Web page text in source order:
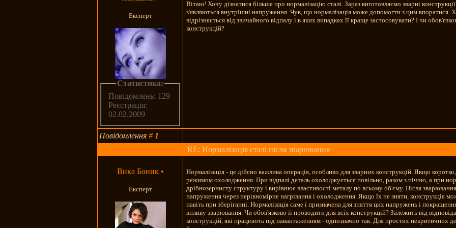
Експерт
Статистика:
Повідомлень: 129
Реєстрація:
02.02.2009
Вітаю! Хочу дізнатися більше про нормалізацію сталі. Зараз виготовляємо зварні
з'являються внутрішні напруження. Чув, що нормалізація може допомогти з цим впоратися.
відрізняється від звичайного відпалу і в яких випадках її краще застосовувати? І чи
конструкцій?
Повідомлення# 1
RE: Нормалізація сталі після зварювання
Вика Боник •
Експерт
Нормалізація - це дійсно важлива операція, особливо для зварних конструкцій. Якщо коротко,
режимом охолодження. При відпалі деталь охолоджується повільно, разом з піччю, а при
дрібнозернисту структуру і вирівнює властивості металу по всьому об'єму. Після
напруження через нерівномірне нагрівання і охолодження. Якщо їх не зняти, конструкція
навіть при зберіганні. Нормалізація саме і призначена для зняття цих напружень і
впливу зварювання. Чи обов'язково її проводити для всіх конструкцій? Залежить від
конструкцій, які працюють під навантаженням - однозначно так. Для простих некритичних